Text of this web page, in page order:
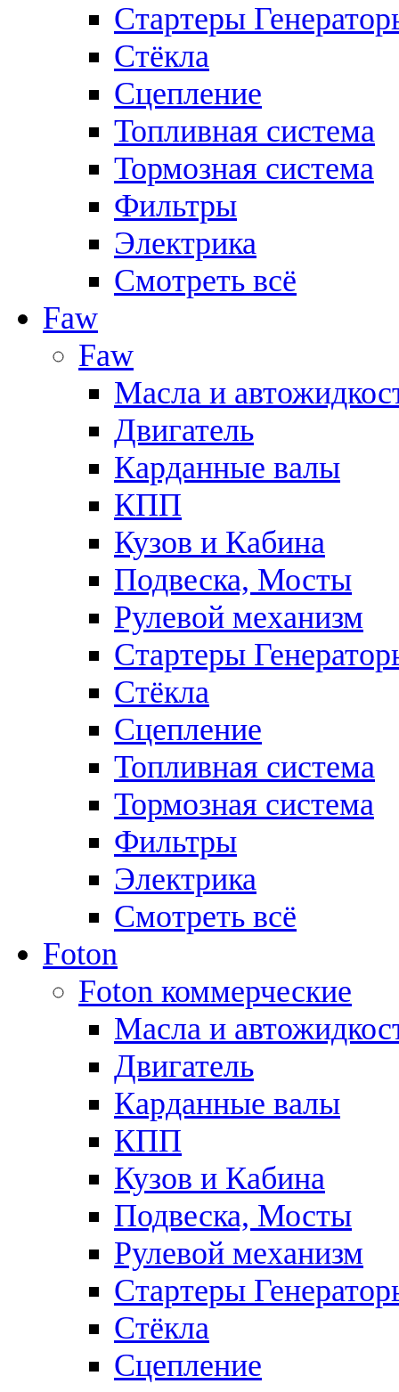
Стартеры
Стёкла
Сцепление
Топливная система
Тормозная система
Фильтры
Электрика
Смотреть всё
Faw
Faw
Масла и
Двигатель
Карданные валы
КПП
Кузов и Кабина
Подвеска, Мосты
Рулевой механизм
Стартеры
Стёкла
Сцепление
Топливная система
Тормозная система
Фильтры
Электрика
Смотреть всё
Foton
Foton коммерческие
Масла и
Двигатель
Карданные валы
КПП
Кузов и Кабина
Подвеска, Мосты
Рулевой механизм
Стартеры
Стёкла
Сцепление